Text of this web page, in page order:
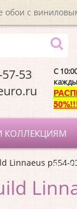
обои с
53
C
КОЛЛЕКЦИЯМ
Linnaeus p554-